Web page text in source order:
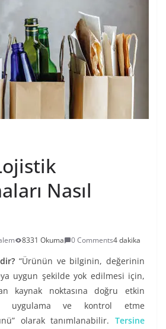
Nasıl
8331 Okuma 0 Comments4 dakika
“Ürünün ve bilginin, değerinin
uygun şekilde yok edilmesi için,
kaynak noktasına doğru etkin
uygulama ve kontrol etme
olarak tanımlanabilir. Tersine